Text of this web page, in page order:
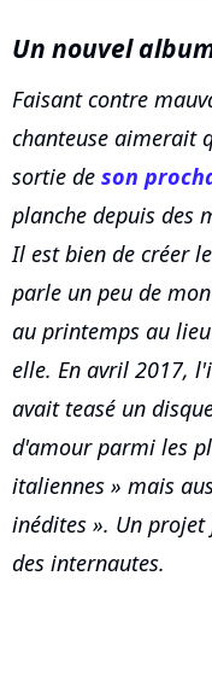
Un nouvel
Faisant contre
chanteuse aimerait
sortie de son
planche depuis des
Il est bien de créer
parle un peu de
au printemps au
elle. En avril 2017,
avait teasé un
d'amour parmi les
italiennes » mais
inédites ». Un
des internautes.